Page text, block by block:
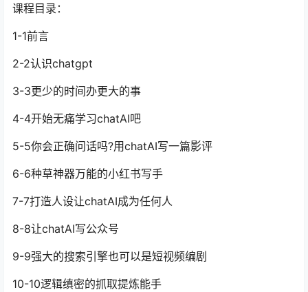
课程目录：
1-1前言
2-2认识chatgpt
3-3更少的时间办更大的事
4-4开始无痛学习chatAI吧
5-5你会正确问话吗?用chatAI写一篇影评
6-6种草神器万能的小红书写手
7-7打造人设让chatAI成为任何人
8-8让chatAI写公众号
9-9强大的搜索引擎也可以是短视频编剧
10-10逻辑缜密的抓取提炼能手